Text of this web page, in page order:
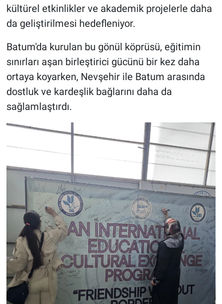
kültürel etkinlikler ve akademik projelerle daha
da geliştirilmesi hedefleniyor.
Batum'da kurulan bu gönül köprüsü, eğitimin
sınırları aşan birleştirici gücünü bir kez daha
ortaya koyarken, Nevşehir ile Batum arasında
dostluk ve kardeşlik bağlarını daha da
sağlamlaştırdı.